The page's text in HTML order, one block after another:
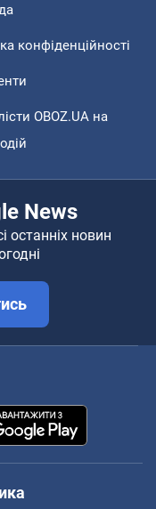
конфіденційності
OBOZ.UA на
News
останніх новин